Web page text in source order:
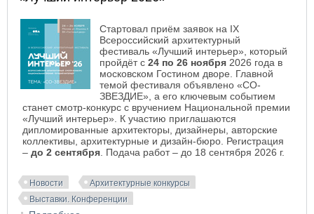
Стартовал приём заявок на IX
Всероссийский архитектурный
фестиваль «Лучший интерьер», который
пройдёт с 24 по 26 ноября 2026 года в
московском Гостином дворе. Главной
темой фестиваля объявлено «СО-
ЗВЕЗДИЕ», а его ключевым событием
станет смотр-конкурс с вручением Национальной премии
«Лучший интерьер». К участию приглашаются
дипломированные архитекторы, дизайнеры, авторские
коллективы, архитектурные и дизайн-бюро. Регистрация
– до 2 сентября . Подача работ – до 18 сентября 2026 г.
Новости
Архитектурные конкурсы
Выставки. Конференции